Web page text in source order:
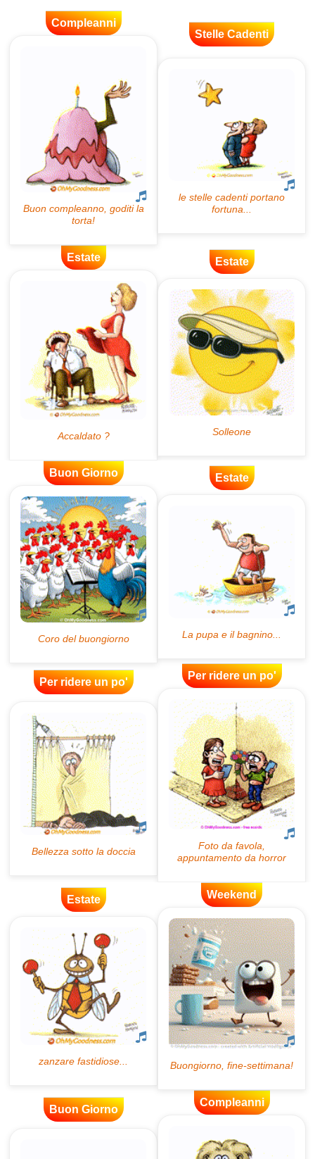
Compleanni
Stelle Cadenti
Estate Estate
Buon Giorno Estate
Per ridere un po'
Per ridere un po'
Estate Weekend
Buon Giorno
Compleanni